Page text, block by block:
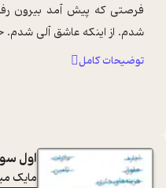
فرصتی که پیش آمد بیرون
شدم. از اینکه عاشق آلی شدم.
دست داده ام، ...
توضیحات کامل
اول
مایک